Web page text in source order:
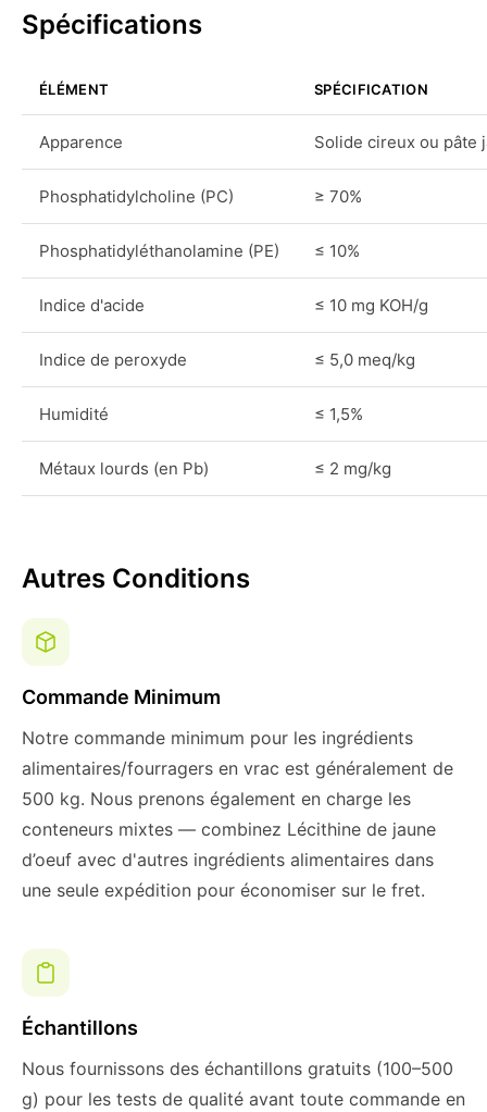
Spécifications
ÉLÉMENT SPÉCIFICATION
Apparence Solide cireux ou pâte
Phosphatidylcholine (PC) ≥ 70%
Phosphatidyléthanolamine (PE) ≤ 10%
Indice d'acide ≤ 10 mg KOH/g
Indice de peroxyde ≤ 5,0 meq/kg
Humidité ≤ 1,5%
Métaux lourds (en Pb) ≤ 2 mg/kg
Autres Conditions
Commande Minimum
Notre commande minimum pour les ingrédients
alimentaires/fourragers en vrac est généralement de
500 kg. Nous prenons également en charge les
conteneurs mixtes — combinez Lécithine de jaune
d’oeuf avec d'autres ingrédients alimentaires dans
une seule expédition pour économiser sur le fret.
Échantillons
Nous fournissons des échantillons gratuits (100–500
g) pour les tests de qualité avant toute commande en